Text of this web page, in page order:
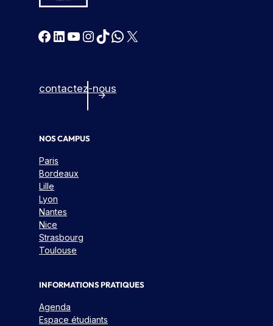
Facebook LinkedIn YouTube InstagramTikTok WhatsApp X
contactez-nous
NOS CAMPUS
Paris
Bordeaux
Lille
Lyon
Nantes
Nice
Strasbourg
Toulouse
INFORMATIONS PRATIQUES
Agenda
Espace étudiants